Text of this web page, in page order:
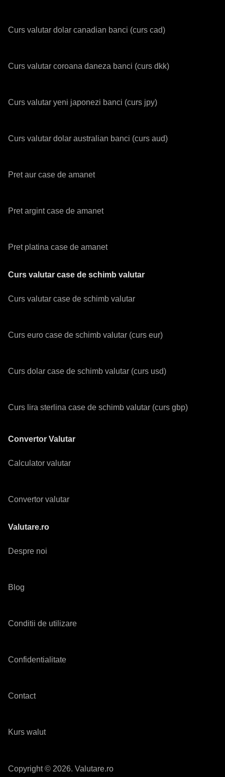
Curs valutar dolar canadian banci (curs cad)
Curs valutar coroana daneza banci (curs dkk)
Curs valutar yeni japonezi banci (curs jpy)
Curs valutar dolar australian banci (curs aud)
Pret aur case de amanet
Pret argint case de amanet
Pret platina case de amanet
Curs valutar case de schimb valutar
Curs valutar case de schimb valutar
Curs euro case de schimb valutar (curs eur)
Curs dolar case de schimb valutar (curs usd)
Curs lira sterlina case de schimb valutar (curs gbp)
Convertor Valutar
Calculator valutar
Convertor valutar
Valutare.ro
Despre noi
Blog
Conditii de utilizare
Confidentialitate
Contact
Kurs walut
Copyright © 2026. Valutare.ro